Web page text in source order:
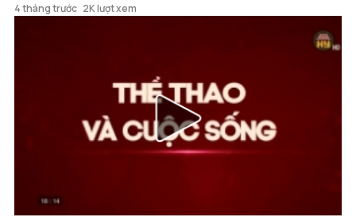
4 tháng trước 2K lượt xem